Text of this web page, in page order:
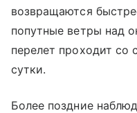
возвращаются
попутные ветры над
перелет проходит
сутки.
Более поздние